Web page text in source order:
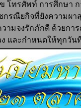
โทรศัพท์ การศึกษา
กรณียกิจที่ยังความผา
ามจงรักภักดี ด้วยกา
ง และกำหนดให้ทุกวัน